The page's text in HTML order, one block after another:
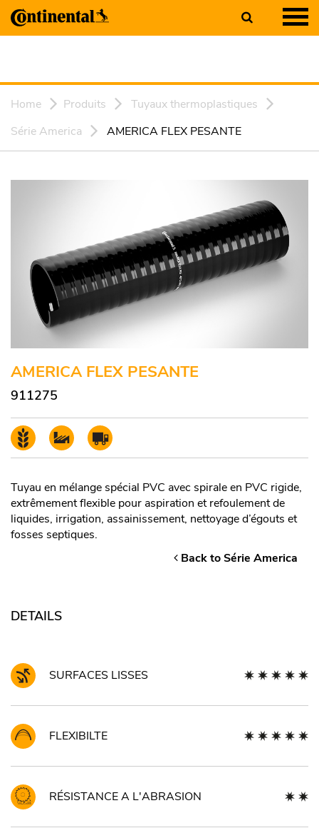
Home Produits
Tuyaux thermoplastiques
Série America
AMERICA FLEX PESANTE
AMERICA FLEX PESANTE
911275
Tuyau en mélange spécial PVC avec spirale en PVC rigide,
extrêmement flexible pour aspiration et refoulement de
liquides, irrigation, assainissement, nettoyage d’égouts et
fosses septiques.
Back to Série America
DETAILS
SURFACES LISSES
FLEXIBILTE
RÉSISTANCE A L'ABRASION